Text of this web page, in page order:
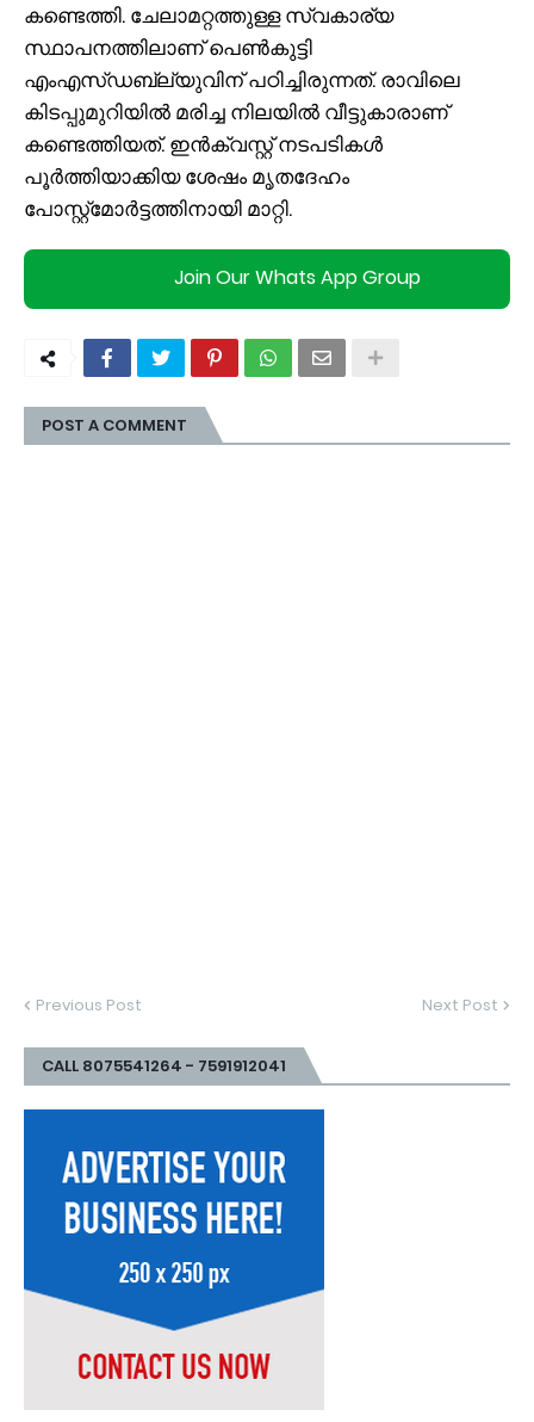
കണ്ടെത്തി. ചേലാമറ്റത്തുള്ള സ്വകാര്യ
സ്ഥാപനത്തിലാണ് പെൺകുട്ടി
എംഎസ്ഡബ്ല്യുവിന് പഠിച്ചിരുന്നത്. രാവിലെ
കിടപ്പുമുറിയില്‍ മരിച്ച നിലയില്‍ വീട്ടുകാരാണ്
കണ്ടെത്തിയത്. ഇന്‍ക്വസ്റ്റ് നടപടികള്‍
പൂര്‍ത്തിയാക്കിയ ശേഷം മൃതദേഹം
പോസ്റ്റ്‌മോര്‍ട്ടത്തിനായി മാറ്റി.
Join Our Whats App Group
POST A COMMENT
Previous Post Next Post
CALL 8075541264 - 7591912041